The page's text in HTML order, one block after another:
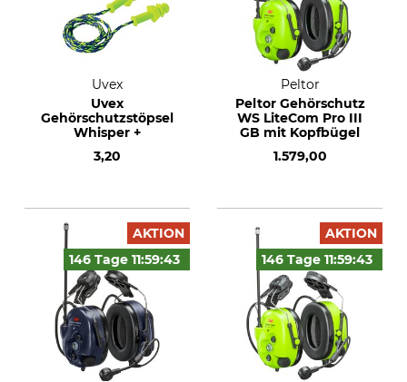
Uvex
Uvex
Gehörschutzstöpsel
Whisper +
3,20
Peltor
Peltor Gehörschutz
WS LiteCom Pro III
GB mit Kopfbügel
1.579,00
AKTION
146 Tage 11:59:42
AKTION
146 Tage 11:59:42